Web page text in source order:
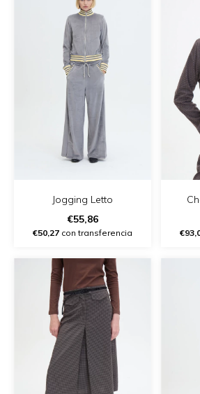
Jogging Letto
€55,86
€50,27 con transferencia